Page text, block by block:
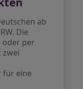
ab
Die
oder per
zwei
für eine